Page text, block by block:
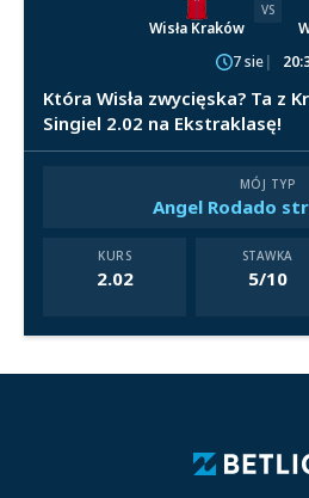
Wisła Kraków
VS
7 sie
Która Wisła zwycięska? Ta z
Singiel 2.02 na Ekstraklasę!
MÓJ TYP
Angel Rodado
KURS
2.02
STAWKA
5/10